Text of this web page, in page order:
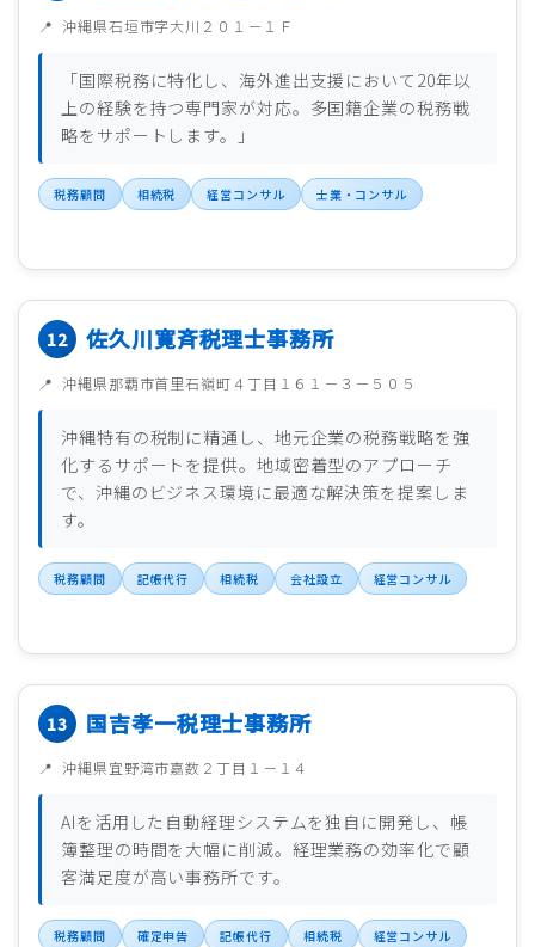
沖縄県石垣市字大川２０１－１Ｆ
「国際税務に特化し、海外進出支援において20年以
上の経験を持つ専門家が対応。多国籍企業の税務戦
略をサポートします。」
税務顧問 相続税 経営コンサル 士業・コンサル
佐久川寛斉税理士事務所
沖縄県那覇市首里石嶺町４丁目１６１－３－５０５
沖縄特有の税制に精通し、地元企業の税務戦略を強
化するサポートを提供。地域密着型のアプローチ
で、沖縄のビジネス環境に最適な解決策を提案しま
す。
税務顧問 記帳代行 相続税 会社設立 経営コンサル
国吉孝一税理士事務所
沖縄県宜野湾市嘉数２丁目１－１４
AIを活用した自動経理システムを独自に開発し、帳
簿整理の時間を大幅に削減。経理業務の効率化で顧
客満足度が高い事務所です。
税務顧問 確定申告 記帳代行 相続税 経営コンサル